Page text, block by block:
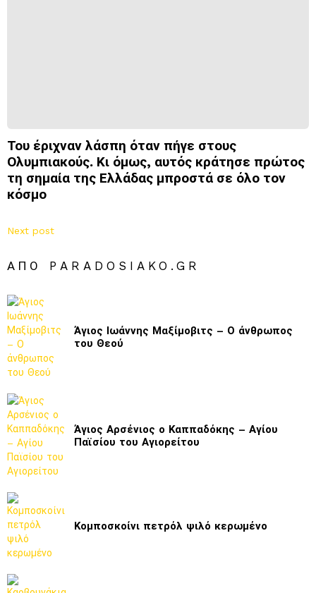
Του έριχναν λάσπη όταν πήγε στους
Ολυμπιακούς. Κι όμως, αυτός κράτησε πρώτος
τη σημαία της Ελλάδας μπροστά σε όλο τον
κόσμο
Next post
ΑΠΌ PARADOSIAKO.GR
Άγιος Ιωάννης Μαξίμοβιτς – Ο άνθρωπος
του Θεού
Άγιος Αρσένιος ο Καππαδόκης – Αγίου
Παϊσίου του Αγιορείτου
Κομποσκοίνι πετρόλ ψιλό κερωμένο